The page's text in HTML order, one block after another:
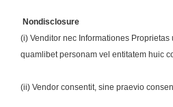
Nondisclosure
(i) Venditor nec Informationes
quamlibet personam vel entitatem huic
(ii) Vendor consentit, sine praevio